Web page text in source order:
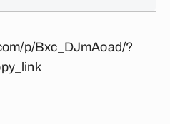
p/Bxc_DJmAoad/?